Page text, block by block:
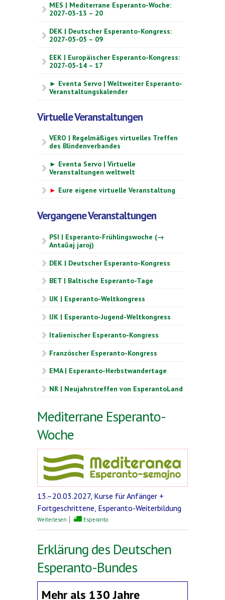
MES | Mediterrane Esperanto-Woche:
2027-03-13 – 20
DEK | Deutscher Esperanto-Kongress:
2027-05-05 – 09
EEK | Europäischer Esperanto-Kongress:
2027-05-14 – 17
► Eventa Servo | Weltweiter Esperanto-
Veranstaltungskalender
Virtuelle Veranstaltungen
VERO | Regelmäßiges virtuelles Treffen
des Blindenverbandes
► Eventa Servo | Virtuelle
Veranstaltungen weltwelt
► Eure eigene virtuelle Veranstaltung
Vergangene Veranstaltungen
PSI | Esperanto-Frühlingswoche (→
Antaŭaj jaroj)
DEK | Deutscher Esperanto-Kongress
BET | Baltische Esperanto-Tage
UK | Esperanto-Weltkongress
IJK | Esperanto-Jugend-Weltkongress
Italienischer Esperanto-Kongress
Französcher Esperanto-Kongress
EMA | Esperanto-Herbstwandertage
NR | Neujahrstreffen von EsperantoLand
Mediterrane Esperanto-
Woche
13.–20.03.2027, Kurse für Anfänger +
Fortgeschrittene, Esperanto-Weiterbildung
Weiterlesen über Mediterrane Esperanto-Woche
Esperanto
Erklärung des Deutschen
Esperanto-Bundes
Mehr als 130 Jahre